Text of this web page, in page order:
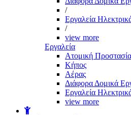
/
Εργαλεία
/
view more
Εργαλεία
Aτομική Προστασία
Kήπος
Αέρας
Διάφορα Δομικά
Εργαλεία
view more